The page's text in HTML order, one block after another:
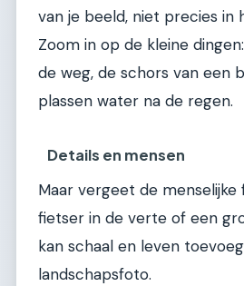
van je beeld, niet precies in
Zoom in op de kleine
de weg, de schors van een
plassen water na de regen.
Details en mensen
Maar vergeet de
fietser in de verte of een
kan schaal en leven
landschapsfoto.